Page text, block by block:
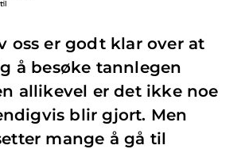
oss er godt klar over at
å besøke tannlegen
allikevel er det ikke noe
blir gjort. Men
mange å gå til